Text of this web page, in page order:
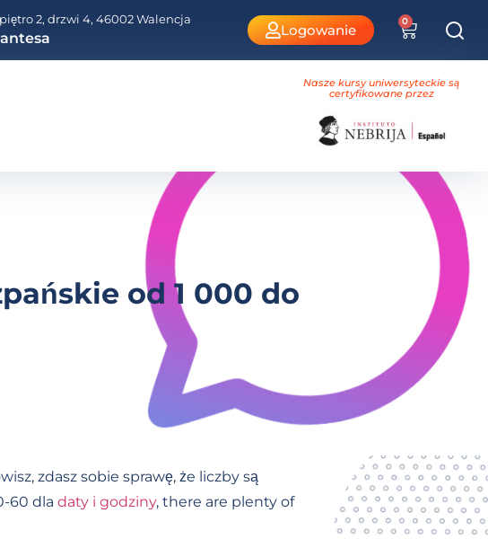
2, drzwi 4, 46002 Walencja
Logowanie
0
Nasze kursy uniwersyteckie są
certyfikowane przez
od 1 000 do
zdasz sobie sprawę, że liczby są
60 dla daty i godziny, there are plenty of